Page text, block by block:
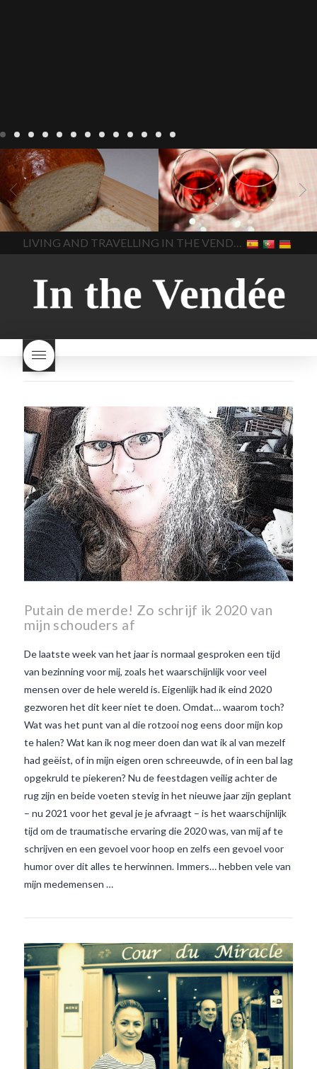
Recepten Wonen
baken in
Frankrijk bakken in de
Vendee
brood bakken
brood met gist gist brood
het beste brood hoe moet
ik brood bakken is melk
brood gezond is melkbrood
gezond mama's brood melk
brood melk brood en
wat is melkbrood
zijn melk
brood en brioche hetzelfde
brood
In The Vendee
Blog Wonen beaujolais
2022 Beaujolais Nouveau
2022 De wijnmakers laten
de druiventrossen gisten in
een anaërobe donderdag
17 november 2022 is
beaujolais dag hoe lang is
Beaujolais Nouveau
houdbaar hoeveel flessen
verkocht
is Beaujolais
Nouveau een fruitige wijn
kooldioxiderijke omgeving.
Nouveau naar? wat is
wanneer is beaujolais dag
wanneer is beaujolais
nouveau dag Wat is de dag
van Beaujolais Nouveau wat
is de traditie rond beaujolais
nouveau wat maakt
Beaujolais Nouveau zo
speciaal wat zijn tannines
witte beaujolais nouveau
In The Vendee
VIEW POST
Putain de merde! Zo schrijf ik 2020 van
mijn schouders af
De laatste week van het jaar is normaal gesproken een tijd
van bezinning voor mij, zoals het waarschijnlijk voor veel
mensen over de hele wereld is. Eigenlijk had ik eind 2020
gezworen het dit keer niet te doen. Omdat… waarom toch?
Wat was het punt van al die rotzooi nog eens door mijn kop
te halen? Wat kan ik nog meer doen dan wat ik al van mezelf
had geëist, of in mijn eigen oren schreeuwde, of in een bal lag
opgekruld te piekeren? Nu de feestdagen veilig achter de
rug zijn en beide voeten stevig in het nieuwe jaar zijn geplant
– nu 2021 voor het geval je je afvraagt – is het waarschijnlijk
tijd om de traumatische ervaring die 2020 was, van mij af te
schrijven en een gevoel voor hoop en zelfs een gevoel voor
humor over dit alles te herwinnen. Immers… hebben vele van
mijn medemensen …